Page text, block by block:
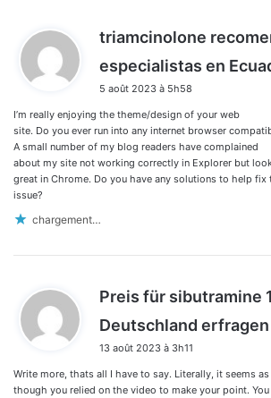
triamcinolone
especialistas en
5 août 2023 à 5h58
I’m really enjoying the theme/design of your web
site. Do you ever run into any internet browser
A small number of my blog readers have complained
about my site not working correctly in Explorer but
great in Chrome. Do you have any solutions to help fix
issue?
chargement…
Preis für sibutramine
Deutschland erfragen
13 août 2023 à 3h11
Write more, thats all I have to say. Literally, it seems as
though you relied on the video to make your point.